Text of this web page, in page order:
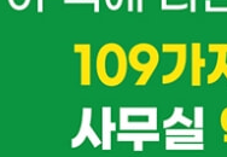
자체가 오류일 때 추적하
계산 과정 따라가기
발생한 위치 찾기